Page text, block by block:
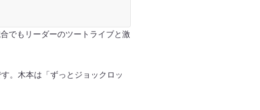
でもリーダーのツートライブと激
。木本は「ずっとジョックロッ